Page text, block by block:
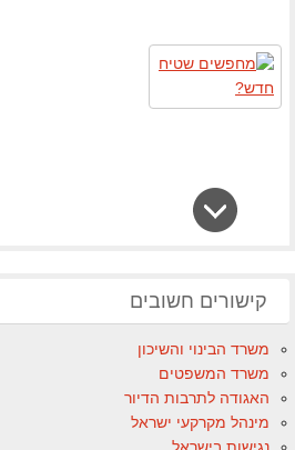
קישורים חשובים
משרד הבינוי והשיכון
משרד המשפטים
האגודה לתרבות הדיור
מינהל מקרקעי ישראל